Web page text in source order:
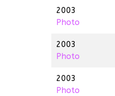
2003
Photo
2003
Photo
2003
Photo